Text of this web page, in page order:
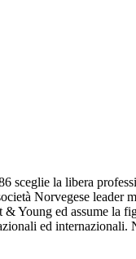
sceglie la libera
Norvegese
Young ed assume la
ed